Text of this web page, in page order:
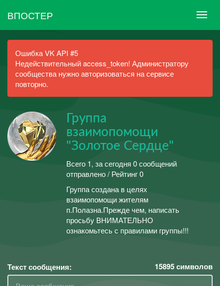
ВПОСТЕР
Ошибка VK API #5
Недействительный access_token! Администратору
сообщества нужно авторизоваться на сервисе
повторно.
Группа
взаимопомощи
"Золотое Сердце"
Всего 1, за сегодня 0 сообщений
отправлено / Рейтинг 0
Группа создана в целях
взаимопомощи жителям
п.Полазна.Прежде чем, написать
просьбу ВНИМАТЕЛЬНО
ознакомьтесь с правилами группы!!!
Текст сообщения: 15895символов